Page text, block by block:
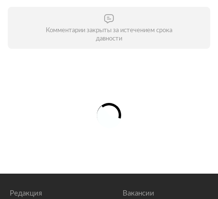
Комментарии закрыты за истечением срока
давности
Редакция Вакансии